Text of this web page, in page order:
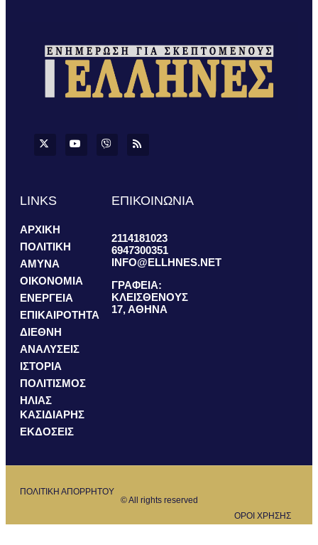
LINKS
ΑΡΧΙΚΗ
ΠΟΛΙΤΙΚΗ
ΑΜΥΝΑ
ΟΙΚΟΝΟΜΙΑ
ΕΝΕΡΓΕΙΑ
ΕΠΙΚΑΙΡΟΤΗΤΑ
ΔΙΕΘΝΗ
ΑΝΑΛΥΣΕΙΣ
ΙΣΤΟΡΙΑ
ΠΟΛΙΤΙΣΜΟΣ
ΗΛΙΑΣ
ΚΑΣΙΔΙΑΡΗΣ
ΕΚΔΟΣΕΙΣ
ΕΠΙΚΟΙΝΩΝΙΑ
2114181023
6947300351
INFO@ELLHNES.NET
ΓΡΑΦΕΙΑ:
ΚΛΕΙΣΘΕΝΟΥΣ
17, ΑΘΗΝΑ
ΠΟΛΙΤΙΚΗ ΑΠΟΡΡΗΤΟΥ
© All rights reserved
ΟΡΟΙ ΧΡΗΣΗΣ